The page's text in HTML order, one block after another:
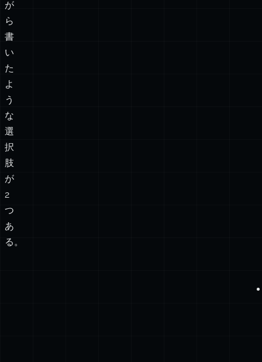
ー
を
待
ち
な
が
ら
書
い
た
よ
う
な
選
択
肢